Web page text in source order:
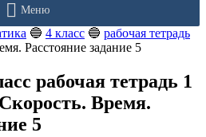
Меню
🔵 4 класс 🔵 рабочая тетрадь
Расстояние задание 5
рабочая тетрадь 1
Время.
5